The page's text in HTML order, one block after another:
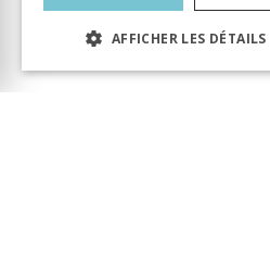
AFFICHER LES DÉTAILS